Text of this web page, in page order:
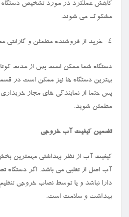
کاهش عملکرد در مورد تشخیص دستگاه
مشکوک می شوند.
4- خرید از فروشنده مطمئن و گارانتی معتبر
دستگاه شما ممکن است پس از مدت
بهترین دستگاه ها نیز ممکن است در
پس حتما از نمایندگی های مجاز خریداری
مطمئن شوید.
تضمین کیفیت آب خروجی
کیفیت آب از نظر بهداشتی مهمترین
آب اصل از تقلبی می باشد. اگر دستگاه
دارا نباشد و یا توسط نصاب خروجی
بهداشت و سلامت است.